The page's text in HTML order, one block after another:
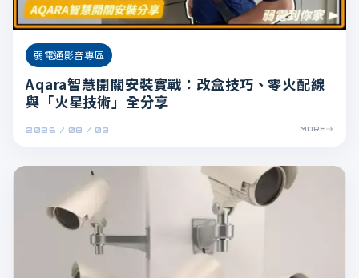
2026 / 08 / 03
弱電通影音專區
Aqara智慧開關安裝實戰：改盒技巧、零火配線
與「火星技術」全分享
MORE